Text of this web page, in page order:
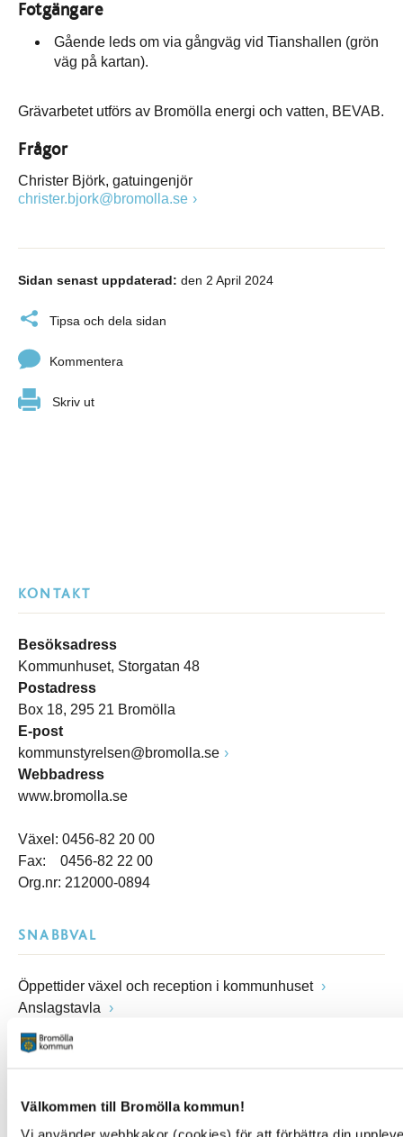
Välkommen till Bromölla kommun!
Fotgängare
Gående leds om via gångväg vid Tianshallen (grön
väg på kartan).
Grävarbetet utförs av Bromölla energi och vatten, BEVAB.
Frågor
Christer Björk, gatuingenjör
christer.bjork@bromolla.se
Sidan senast uppdaterad: den 2 April 2024
Tipsa och dela sidan
Kommentera
Skriv ut
KONTAKT
Besöksadress
Kommunhuset, Storgatan 48
Postadress
Box 18, 295 21 Bromölla
E-post
kommunstyrelsen@bromolla.se
Webbadress
www.bromolla.se
Växel: 0456-82 20 00
Fax: 0456-82 22 00
Org.nr: 212000-0894
SNABBVAL
Öppettider växel och reception i kommunhuset
Anslagstavla
Lediga jobb
Felanmälan
E-tjänster